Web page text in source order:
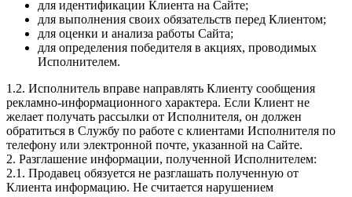
для идентификации Клиента на Сайте;
для выполнения своих обязательств перед Клиентом;
для оценки и анализа работы Сайта;
для определения победителя в акциях, проводимых
Исполнителем.
1.2. Исполнитель вправе направлять Клиенту сообщения
рекламно-информационного характера. Если Клиент не
желает получать рассылки от Исполнителя, он должен
обратиться в Службу по работе с клиентами Исполнителя по
телефону или электронной почте, указанной на Сайте.
2. Разглашение информации, полученной Исполнителем:
2.1. Продавец обязуется не разглашать полученную от
Клиента информацию. Не считается нарушением